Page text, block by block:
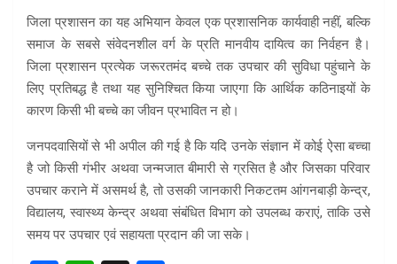
जिला प्रशासन का यह अभियान केवल एक प्रशासनिक कार्यवाही नहीं, बल्कि
समाज के सबसे संवेदनशील वर्ग के प्रति मानवीय दायित्व का निर्वहन है।
जिला प्रशासन प्रत्येक जरूरतमंद बच्चे तक उपचार की सुविधा पहुंचाने के
लिए प्रतिबद्ध है तथा यह सुनिश्चित किया जाएगा कि आर्थिक कठिनाइयों के
कारण किसी भी बच्चे का जीवन प्रभावित न हो।
जनपदवासियों से भी अपील की गई है कि यदि उनके संज्ञान में कोई ऐसा बच्चा
है जो किसी गंभीर अथवा जन्मजात बीमारी से ग्रसित है और जिसका परिवार
उपचार कराने में असमर्थ है, तो उसकी जानकारी निकटतम आंगनबाड़ी केन्द्र,
विद्यालय, स्वास्थ्य केन्द्र अथवा संबंधित विभाग को उपलब्ध कराएं, ताकि उसे
समय पर उपचार एवं सहायता प्रदान की जा सके।